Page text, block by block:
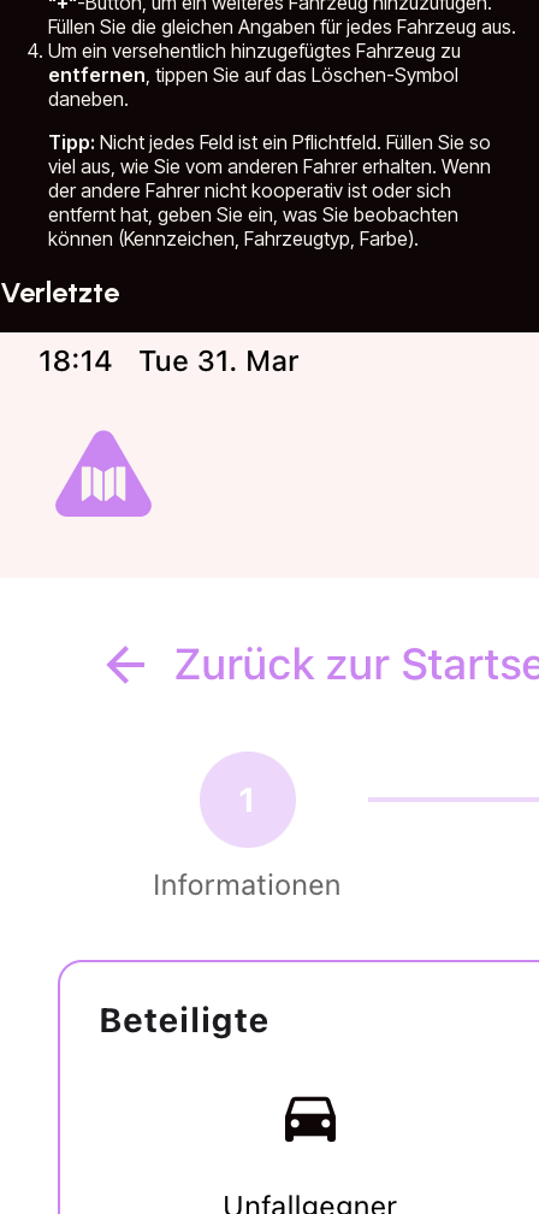
Füllen Sie die gleichen Angaben für jedes Fahrzeug aus.
Um ein versehentlich hinzugefügtes Fahrzeug zu
entfernen , tippen Sie auf das Löschen-Symbol
daneben.
Tipp: Nicht jedes Feld ist ein Pflichtfeld. Füllen Sie so
viel aus, wie Sie vom anderen Fahrer erhalten. Wenn
der andere Fahrer nicht kooperativ ist oder sich
entfernt hat, geben Sie ein, was Sie beobachten
können (Kennzeichen, Fahrzeugtyp, Farbe).
Verletzte